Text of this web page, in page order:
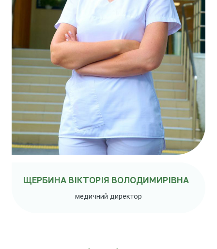
ЩЕРБИНА ВІКТОРІЯ ВОЛОДИМИРІВНА
медичний директор